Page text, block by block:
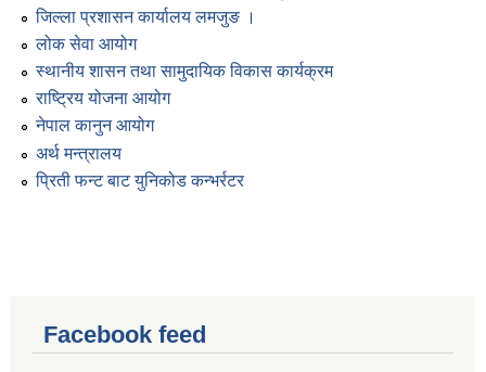
जिल्ला प्रशासन कार्यालय लमजुङ ।
लोक सेवा आयोग
स्थानीय शासन तथा सामुदायिक विकास कार्यक्रम
राष्ट्रिय योजना आयोग
नेपाल कानुन आयोग
अर्थ मन्त्रालय
प्रिती फन्ट बाट युनिकोड कन्भर्रटर
Facebook feed